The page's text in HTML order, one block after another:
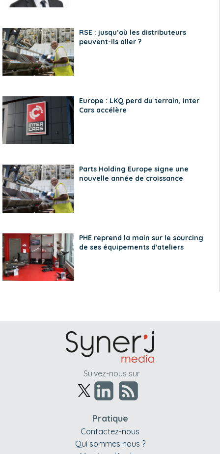
RSE : jusqu’où les distributeurs
peuvent-ils aller ?
Europe : LKQ perd du terrain, Inter
Cars accélère
Parts Holding Europe signe une
nouvelle année de croissance
PHE reprend la main sur le sourcing
de ses équipements d'ateliers
Suivez-nous sur
Pratique
Contactez-nous
Qui sommes nous ?